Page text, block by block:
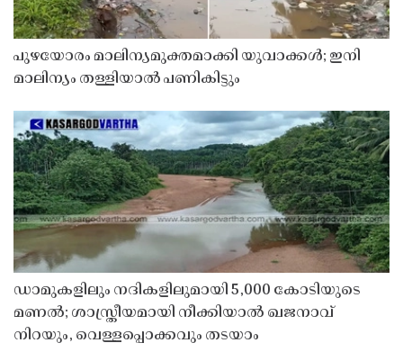
പുഴയോരം മാലിന്യമുക്തമാക്കി യുവാക്കൾ; ഇനി
മാലിന്യം തള്ളിയാൽ പണികിട്ടും
ഡാമുകളിലും നദികളിലുമായി 5,000 കോടിയുടെ
മണൽ; ശാസ്ത്രീയമായി നീക്കിയാൽ ഖജനാവ്
നിറയും, വെള്ളപ്പൊക്കവും തടയാം